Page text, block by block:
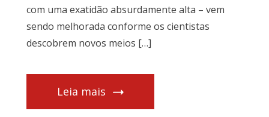
com uma exatidão absurdamente alta – vem
sendo melhorada conforme os cientistas
descobrem novos meios […]
Leia mais